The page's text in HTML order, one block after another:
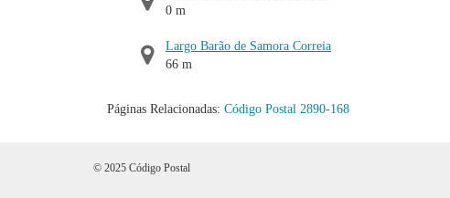
0 m
Largo Barão de Samora Correia
66 m
Páginas Relacionadas: Código Postal 2890-168
© 2025 Código Postal